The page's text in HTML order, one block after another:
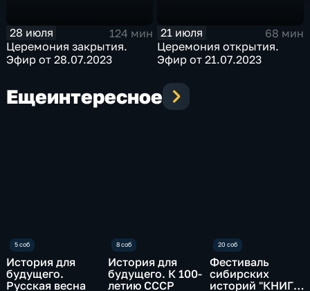
28 июля
124 мин
Церемония закрытия.
Эфир от 28.07.2023
21 июля
68 мин
Церемония открытия.
Эфир от 21.07.2023
Ещеинтересное
История для
будущего.
Русская весна
История для
будущего. К 100-
летию СССР
Фестиваль
сибирских
историй "КНИГИ